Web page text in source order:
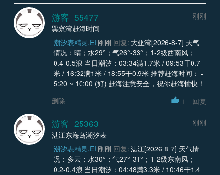
游客_55477
刚刚
巽寮湾赶海时间
潮汐表精灵.EI 刚刚 回复: 大亚湾[2026-8-7] 天气
情况：晴；水29°；气26°-33°；1-2级西南风；
0.4-0.5浪 当日潮汐：03:34满1.7米 / 09:53干0.7
米 / 16:32满1米 / 18:55干0.9米 推荐赶海时间： -
5:20 ~ 10:00 (好) 赶海注意安全，祝你赶海愉快！
删除
1 回复
游客_25363
刚刚
湛江东海岛潮汐表
潮汐表精灵.EI 刚刚 回复: 湛江[2026-8-7] 天气情
况：多云；水30°；气27°-31°；1-2级东南风；
0.2-0.4浪 当日潮汐：04:48满3.3米 / 10:46干1.4